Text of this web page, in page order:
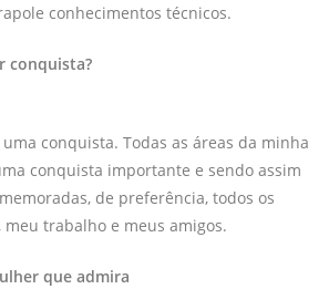
conhecimentos técnicos.
conquista?
conquista. Todas as áreas da minha
conquista importante e sendo assim
de preferência, todos os
trabalho e meus amigos.
que admira